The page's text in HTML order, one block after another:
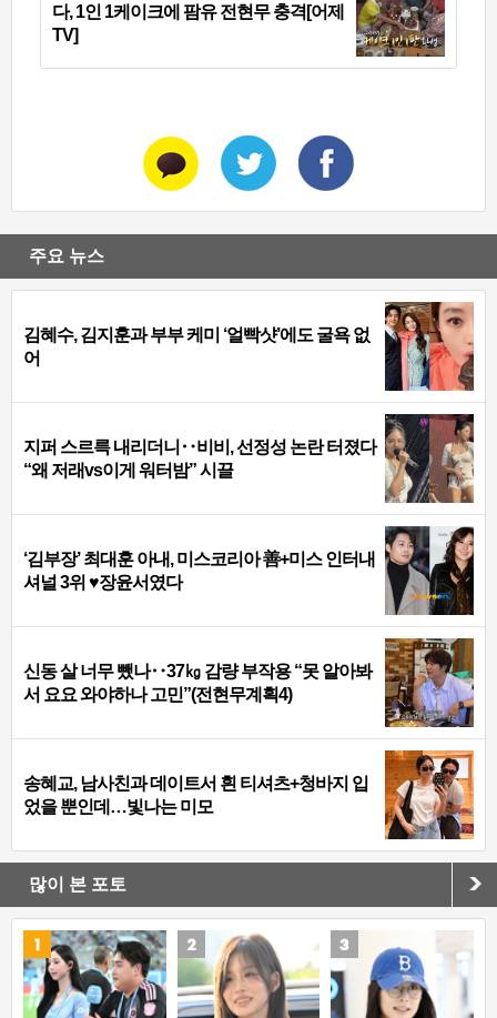
다, 1인 1케이크에 팜유 전현무 충격[어제
TV]
주요 뉴스
김혜수, 김지훈과 부부 케미 ‘얼빡샷’에도 굴욕 없
어
지퍼 스르륵 내리더니‥비비, 선정성 논란 터졌다
“왜 저래vs이게 워터밤” 시끌
‘김부장’ 최대훈 아내, 미스코리아 善+미스 인터내
셔널 3위 ♥장윤서였다
신동 살 너무 뺐나‥37㎏ 감량 부작용 “못 알아봐
서 요요 와야하나 고민”(전현무계획4)
송혜교, 남사친과 데이트서 흰 티셔츠+청바지 입
었을 뿐인데…빛나는 미모
많이 본 포토